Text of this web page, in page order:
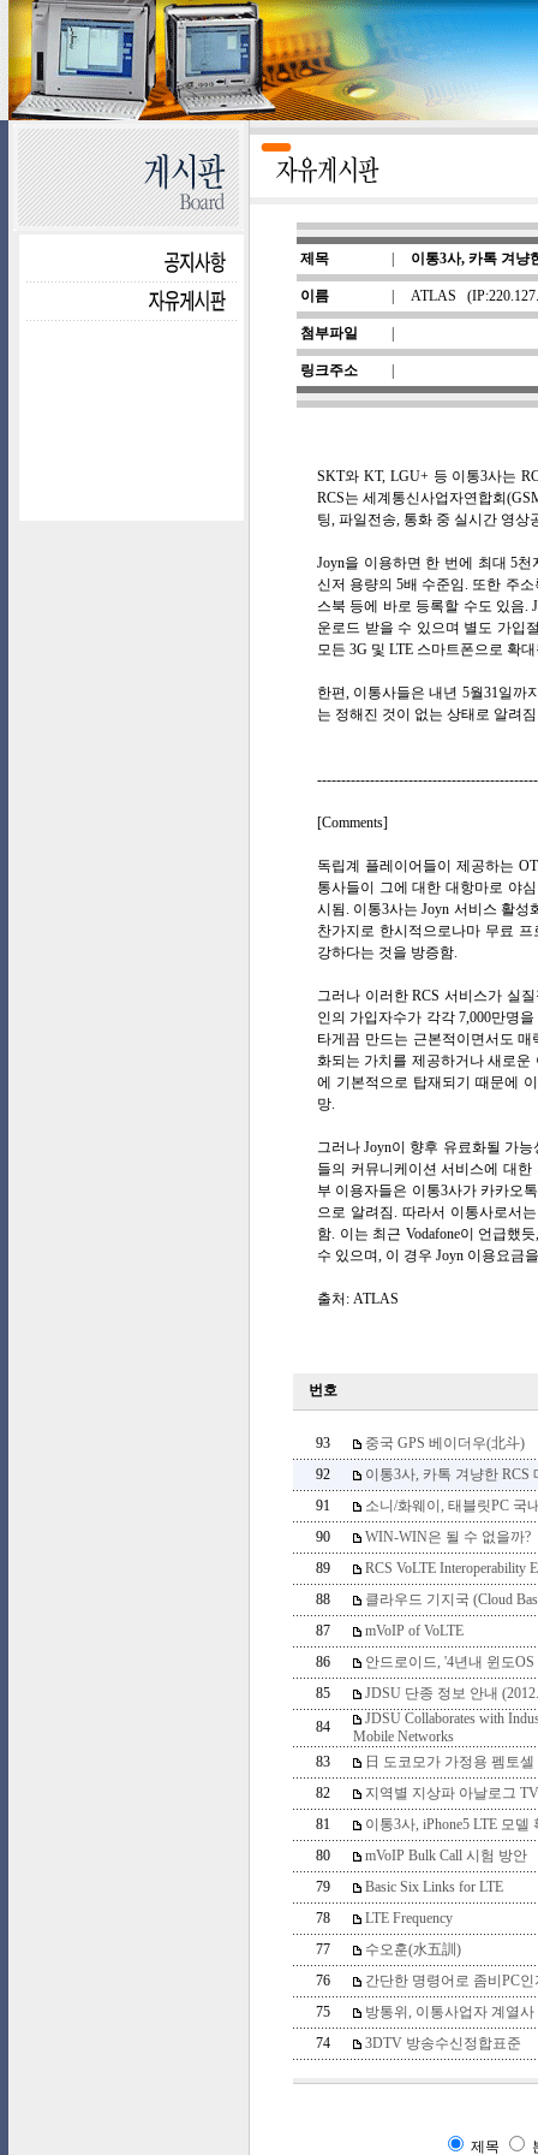
제목 이통3사, 카톡 겨냥
이름 ATLAS
첨부파일
링크주소
SKT와 KT, LGU+ 등 이통3사는
RCS는 세계통신사업자연합회
팅, 파일전송, 통화 중 실시간 영상
Joyn을 이용하면 한 번에 최대 5
신저 용량의 5배 수준임. 또한 주
스북 등에 바로 등록할 수도 있음.
운로드 받을 수 있으며 별도 가입
모든 3G 및 LTE 스마트폰으로 확
한편, 이통사들은 내년 5월31일까
는 정해진 것이 없는 상태로 알려
[Comments]
독립계 플레이어들이 제공하는
통사들이 그에 대한 대항마로 야
시됨. 이통3사는 Joyn 서비스 활
찬가지로 한시적으로나마 무료
강하다는 것을 방증함.
그러나 이러한 RCS 서비스가 실
인의 가입자수가 각각 7,000만명
타게끔 만드는 근본적이면서도
화되는 가치를 제공하거나 새로운
에 기본적으로 탑재되기 때문에
망.
그러나 Joyn이 향후 유료화될 가
들의 커뮤니케이션 서비스에 대
부 이용자들은 이통3사가 카카오
으로 알려짐. 따라서 이통사로서
함. 이는 최근 Vodafone이 언급했
수 있으며, 이 경우 Joyn 이용요금
출처: ATLAS
번호
93
중국 GPS 베이더우(北斗)
92
이통3사, 카톡 겨냥한 RCS
91
소니/화웨이, 태블릿PC 국
90
WIN-WIN은 될 수 없을까?
89
RCS VoLTE Interoperability
88
클라우드 기지국 (Cloud
87
mVoIP of VoLTE
86
안드로이드, '4년내 윈도OS
85
JDSU 단종 정보 안내
84
JDSU Collaborates with
Mobile Networks
83
日 도코모가 가정용 펨토셀
82
지역별 지상파 아날로그
81
이통3사, iPhone5 LTE 모델
80
mVoIP Bulk Call 시험 방안
79
Basic Six Links for LTE
78
LTE Frequency
77
수오훈(水五訓)
76
간단한 명령어로 좀비PC인
75
방통위, 이통사업자 계열
74
3DTV 방송수신정합표준
제목